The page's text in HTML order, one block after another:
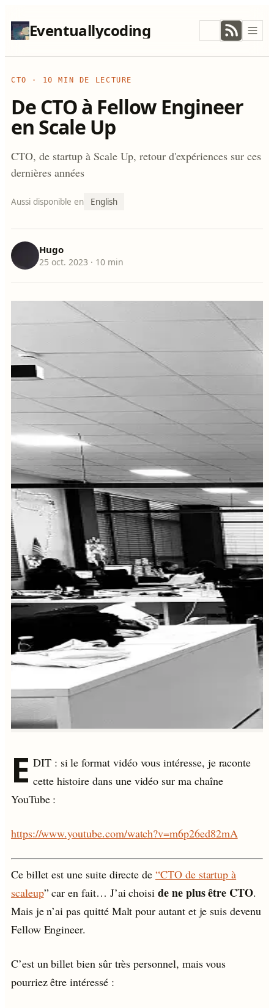
Eventuallycoding
CTO · 10 MIN DE LECTURE
De CTO à Fellow Engineer
en Scale Up
CTO, de startup à Scale Up, retour d'expériences sur ces
dernières années
Aussi disponible en English
Hugo
25 oct. 2023 · 10 min
E DIT : si le format vidéo vous intéresse, je raconte
cette histoire dans une vidéo sur ma chaîne
YouTube :
https://www.youtube.com/watch?v=m6p26ed82mA
Ce billet est une suite directe de“CTO de startup à
scaleup” car en fait… J’ai choiside ne plus être CTO.
Mais je n’ai pas quitté Malt pour autant et je suis devenu
Fellow Engineer.
C’est un billet bien sûr très personnel, mais vous
pourriez être intéressé :